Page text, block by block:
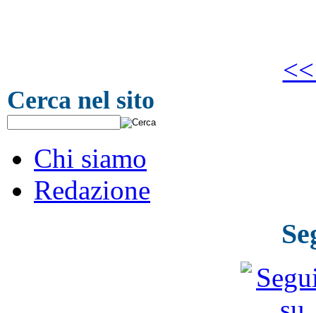
Cerca nel sito
Chi siamo
Redazione